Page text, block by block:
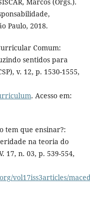
Paulo, 2018.
Comum:
sentidos para
v. 12, p. 1530-1555,
. Acesso em:
tem que ensinar?:
na teoria do
17, n. 03, p. 539-554,
vol17iss3articles/